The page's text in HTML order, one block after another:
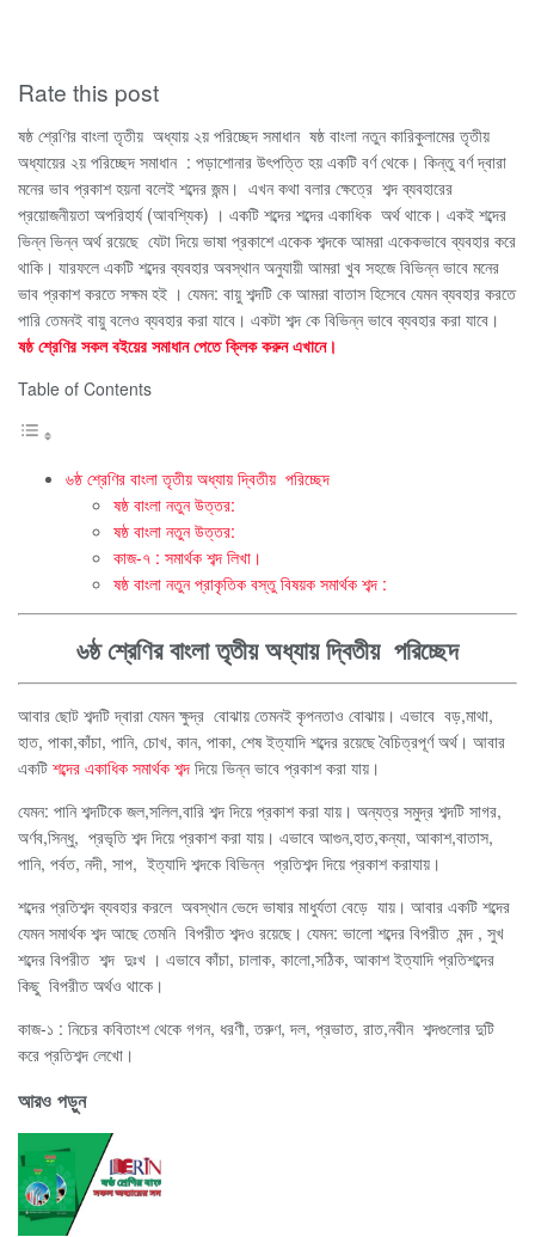
Rate this post
ষষ্ঠ শ্রেণির বাংলা তৃতীয় অধ্যায় ২য় পরিচ্ছেদ সমাধান ষষ্ঠ বাংলা নতুন কারিকুলামের তৃতীয়
অধ্যায়ের ২য় পরিচ্ছেদ সমাধান : পড়াশোনার উৎপত্তি হয় একটি বর্ণ থেকে। কিন্তু বর্ণ দ্বারা
মনের ভাব প্রকাশ হয়না বলেই শব্দের জন্ম। এখন কথা বলার ক্ষেত্রে শব্দ ব্যবহারের
প্রয়োজনীয়তা অপরিহার্য (আবশ্যিক) । একটি শব্দের শব্দের একাধিক অর্থ থাকে। একই শব্দের
ভিন্ন ভিন্ন অর্থ রয়েছে যেটা দিয়ে ভাষা প্রকাশে একেক শব্দকে আমরা একেকভাবে ব্যবহার করে
থাকি। যারফলে একটি শব্দের ব্যবহার অবস্থান অনুযায়ী আমরা খুব সহজে বিভিন্ন ভাবে মনের
ভাব প্রকাশ করতে সক্ষম হই । যেমন: বায়ু শব্দটি কে আমরা বাতাস হিসেবে যেমন ব্যবহার করতে
পারি তেমনই বায়ু বলেও ব্যবহার করা যাবে। একটা শব্দ কে বিভিন্ন ভাবে ব্যবহার করা যাবে।
ষষ্ঠ শ্রেণির সকল বইয়ের সমাধান পেতে ক্লিক করুন এখানে।
Table of Contents
৬ষ্ঠ শ্রেণির বাংলা তৃতীয় অধ্যায় দ্বিতীয় পরিচ্ছেদ
ষষ্ঠ বাংলা নতুন উত্তর:
ষষ্ঠ বাংলা নতুন উত্তর:
কাজ-৭ : সমার্থক শব্দ লিখা।
ষষ্ঠ বাংলা নতুন প্রাকৃতিক বস্তু বিষয়ক সমার্থক শব্দ :
৬ষ্ঠ শ্রেণির বাংলা তৃতীয় অধ্যায় দ্বিতীয় পরিচ্ছেদ
আবার ছোট শব্দটি দ্বারা যেমন ক্ষুদ্র বোঝায় তেমনই কৃপনতাও বোঝায়। এভাবে বড়,মাথা,
হাত, পাকা,কাঁচা, পানি, চোখ, কান, পাকা, শেষ ইত্যাদি শব্দের রয়েছে বৈচিত্রপূর্ণ অর্থ। আবার
একটি শব্দের একাধিক সমার্থক শব্দ দিয়ে ভিন্ন ভাবে প্রকাশ করা যায়।
যেমন: পানি শব্দটিকে জল,সলিল,বারি শব্দ দিয়ে প্রকাশ করা যায়। অন্যত্র সমুদ্র শব্দটি সাগর,
অর্ণব,সিন্ধু, প্রভৃতি শব্দ দিয়ে প্রকাশ করা যায়। এভাবে আগুন,হাত,কন্যা, আকাশ,বাতাস,
পানি, পর্বত, নদী, সাপ, ইত্যাদি শব্দকে বিভিন্ন প্রতিশব্দ দিয়ে প্রকাশ করাযায়।
শব্দের প্রতিশব্দ ব্যবহার করলে অবস্থান ভেদে ভাষার মাধুর্যতা বেড়ে যায়। আবার একটি শব্দের
যেমন সমার্থক শব্দ আছে তেমনি বিপরীত শব্দও রয়েছে। যেমন: ভালো শব্দের বিপরীত মন্দ , সুখ
শব্দের বিপরীত শব্দ দুঃখ । এভাবে কাঁচা, চালাক, কালো,সঠিক, আকাশ ইত্যাদি প্রতিশব্দের
কিছু বিপরীত অর্থও থাকে।
কাজ-১ : নিচের কবিতাংশ থেকে গগন, ধরণী, তরুণ, দল, প্রভাত, রাত,নবীন শব্দগুলোর দুটি
করে প্রতিশব্দ লেখো।
আরও পড়ুন